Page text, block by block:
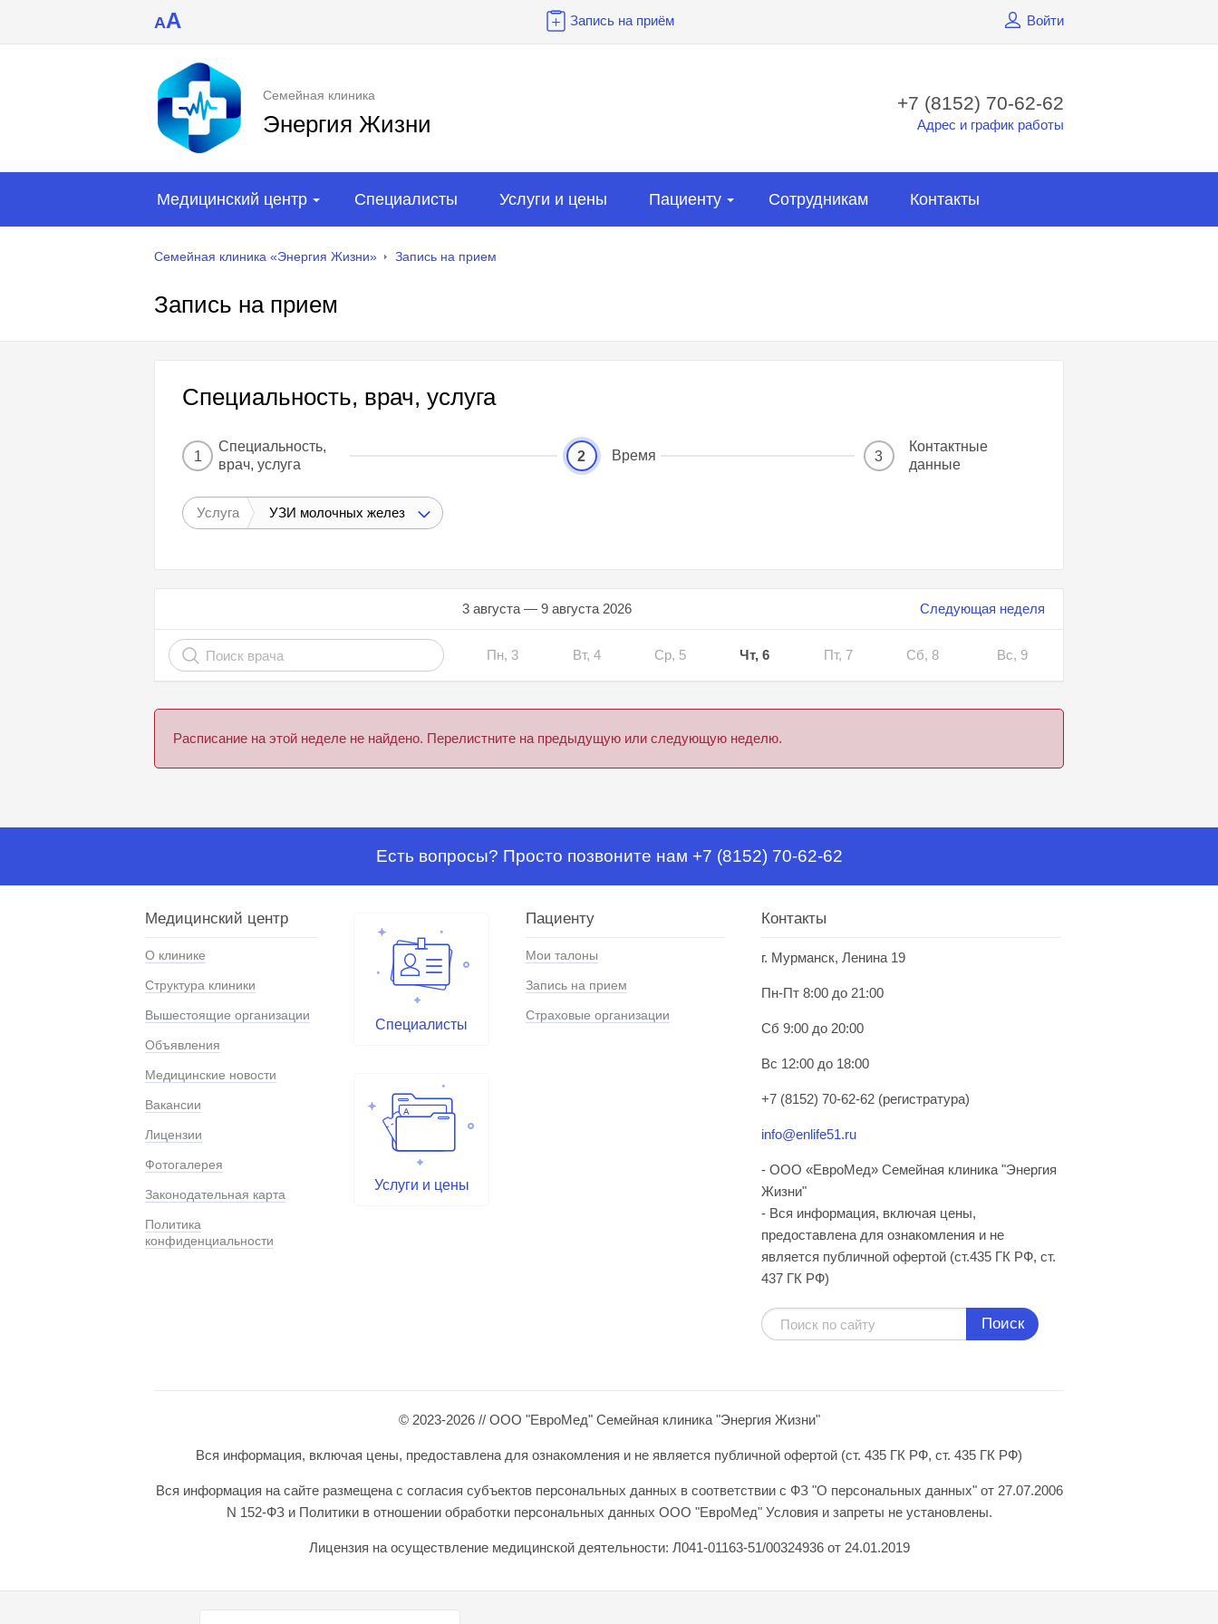
AA Запись на приём Войти
Семейная клиника
Энергия Жизни
+7 (8152) 70-62-62
Адрес и график работы
Медицинский центр Специалисты Услуги и цены Пациенту Сотрудникам Контакты
Семейная клиника «Энергия Жизни» Запись на прием
Запись на прием
Специальность, врач, услуга
1
Специальность,
врач, услуга
2 Время 3
Контактные
данные
Услуга УЗИ молочных желез
Следующая неделя
3 августа — 9 августа 2026
Пн, 3 Вт, 4 Ср, 5 Чт, 6 Пт, 7 Сб, 8 Вс, 9
Расписание на этой неделе не найдено. Перелистните на предыдущую или следующую неделю.
Есть вопросы? Просто позвоните нам +7 (8152) 70-62-62
Медицинский центр
О клинике
Структура клиники
Вышестоящие организации
Объявления
Медицинские новости
Вакансии
Лицензии
Фотогалерея
Законодательная карта
Политика
конфиденциальности
Специалисты
Услуги и цены
Пациенту
Мои талоны
Запись на прием
Страховые организации
Контакты
г. Мурманск, Ленина 19
Пн-Пт 8:00 до 21:00
Сб 9:00 до 20:00
Вс 12:00 до 18:00
+7 (8152) 70-62-62 (регистратура)
info@enlife51.ru
- ООО «ЕвроМед» Семейная клиника "Энергия
Жизни"
- Вся информация, включая цены,
предоставлена для ознакомления и не
является публичной офертой (ст.435 ГК РФ, cт.
437 ГК РФ)
Поиск
© 2023-2026 // ООО "ЕвроМед" Семейная клиника "Энергия Жизни"
Вся информация, включая цены, предоставлена для ознакомления и не является публичной офертой (ст. 435 ГК РФ, ст. 435 ГК РФ)
Вся информация на сайте размещена с согласия субъектов персональных данных в соответствии с ФЗ "О персональных данных" от 27.07.2006
N 152-ФЗ и Политики в отношении обработки персональных данных ООО "ЕвроМед" Условия и запреты не установлены.
Лицензия на осуществление медицинской деятельности: Л041-01163-51/00324936 от 24.01.2019